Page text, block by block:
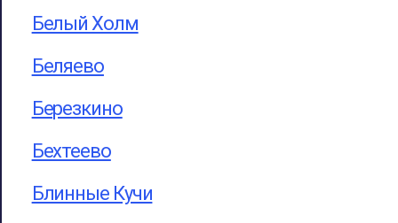
Белый Холм
Беляево
Березкино
Бехтеево
Блинные Кучи